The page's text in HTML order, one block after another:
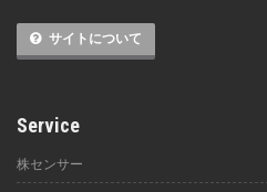
サイトについて
Service
株センサー